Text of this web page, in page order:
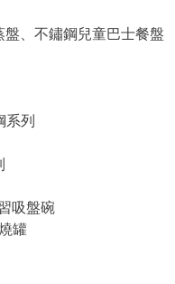
、不鏽鋼兒童巴士餐盤
系列
吸盤碗
罐